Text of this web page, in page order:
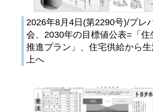
2026年8月4日(第2290号)/プレ
会、2030年の目標値公表=「住
推進プラン」、住宅供給から生
上へ